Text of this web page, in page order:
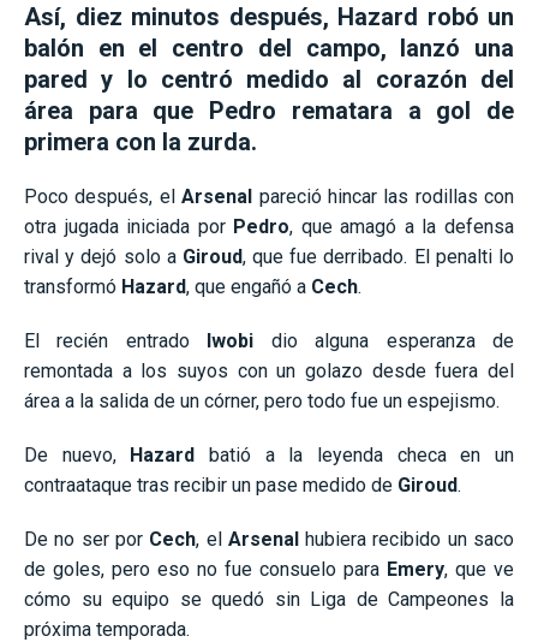
Así, diez minutos después, Hazard robó un
balón en el centro del campo, lanzó una
pared y lo centró medido al corazón del
área para que Pedro rematara a gol de
primera con la zurda.
Poco después, elArsenal pareció hincar las rodillas con
otra jugada iniciada por Pedro, que amagó a la defensa
rival y dejó solo a Giroud, que fue derribado. El penalti lo
transformó Hazard, que engañó a Cech.
El recién entrado Iwobi dio alguna esperanza de
remontada a los suyos con un golazo desde fuera del
área a la salida de un córner, pero todo fue un espejismo.
De nuevo, Hazard batió a la leyenda checa en un
contraataque tras recibir un pase medido de Giroud.
De no ser por Cech, el Arsenalhubiera recibido un saco
de goles, pero eso no fue consuelo para Emery, que ve
cómo su equipo se quedó sin Liga de Campeones la
próxima temporada.